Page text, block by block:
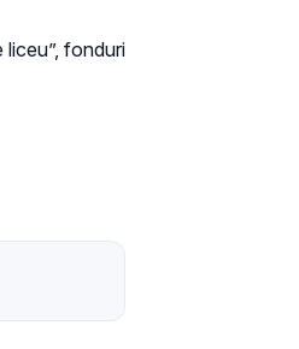
fonduri